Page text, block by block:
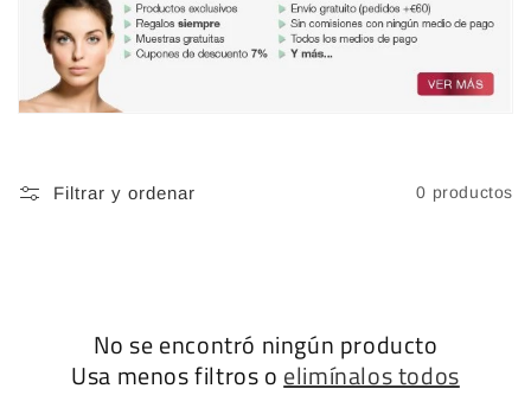
Filtrar y ordenar 0 productos
No se encontró ningún producto
Usa menos filtros o elimínalos todos